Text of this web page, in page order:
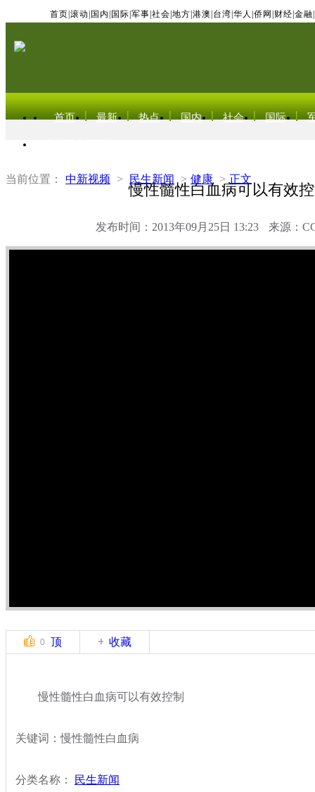
首页 滚动 国内 国际 军事 社会 地方 港澳 台湾 华人 侨网 财经 金融
首页 最新 热点 国内 社会 国际
当前位置： 中新视频 > 民生新闻 > 健康 > 正文
慢性髓性白血病可以有效
发布时间：2013年09月25日 13:23 来源：
0 顶 收藏
慢性髓性白血病可以有效控制
关键词：慢性髓性白血病
分类名称： 民生新闻